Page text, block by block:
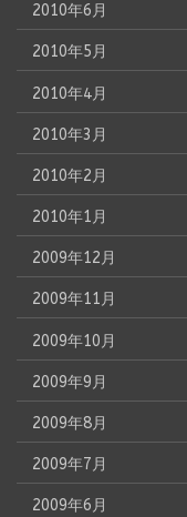
2010年6月
2010年5月
2010年4月
2010年3月
2010年2月
2010年1月
2009年12月
2009年11月
2009年10月
2009年9月
2009年8月
2009年7月
2009年6月